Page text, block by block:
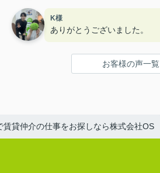
K様
ありがとうございました。
お客様の声一覧
賃貸仲介の仕事をお探しなら株式会社OS